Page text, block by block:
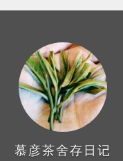
慕彦茶舍存日记